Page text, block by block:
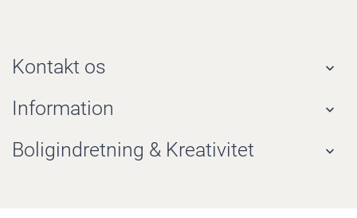
Kontakt os 
Information 
Boligindretning & Kreativitet 